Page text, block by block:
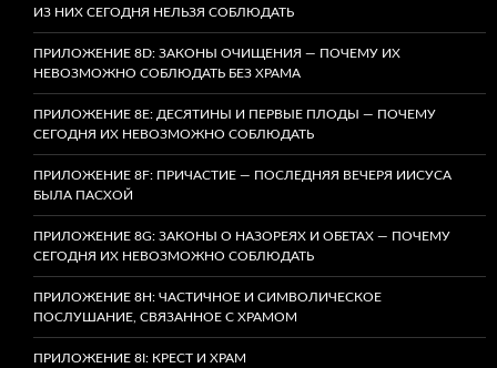
ИЗ НИХ СЕГОДНЯ НЕЛЬЗЯ СОБЛЮДАТЬ
ПРИЛОЖЕНИЕ 8D: ЗАКОНЫ ОЧИЩЕНИЯ — ПОЧЕМУ ИХ
НЕВОЗМОЖНО СОБЛЮДАТЬ БЕЗ ХРАМА
ПРИЛОЖЕНИЕ 8E: ДЕСЯТИНЫ И ПЕРВЫЕ ПЛОДЫ — ПОЧЕМУ
СЕГОДНЯ ИХ НЕВОЗМОЖНО СОБЛЮДАТЬ
ПРИЛОЖЕНИЕ 8F: ПРИЧАСТИЕ — ПОСЛЕДНЯЯ ВЕЧЕРЯ ИИСУСА
БЫЛА ПАСХОЙ
ПРИЛОЖЕНИЕ 8G: ЗАКОНЫ О НАЗОРЕЯХ И ОБЕТАХ — ПОЧЕМУ
СЕГОДНЯ ИХ НЕВОЗМОЖНО СОБЛЮДАТЬ
ПРИЛОЖЕНИЕ 8H: ЧАСТИЧНОЕ И СИМВОЛИЧЕСКОЕ
ПОСЛУШАНИЕ, СВЯЗАННОЕ С ХРАМОМ
ПРИЛОЖЕНИЕ 8I: КРЕСТ И ХРАМ